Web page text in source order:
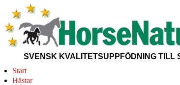
SVENSK KVALITETSUPPFÖDNING TILL
Start
Hästar